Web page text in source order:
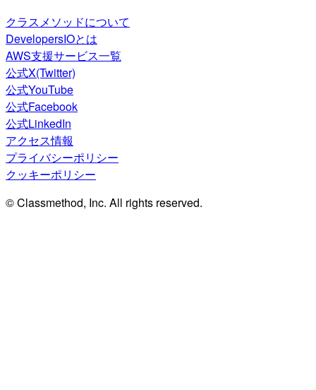
クラスメソッドについて
DevelopersIOとは
AWS支援サービス一覧
公式X(Twitter)
公式YouTube
公式Facebook
公式LinkedIn
アクセス情報
プライバシーポリシー
クッキーポリシー
© Classmethod, Inc. All rights reserved.